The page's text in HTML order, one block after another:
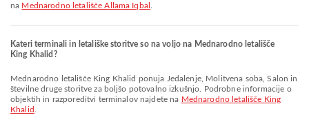
na Mednarodno letališče Allama Iqbal
Kateri terminali in letališke storitve so na voljo na Mednarodno letališče
King Khalid?
Mednarodno letališče King Khalid ponuja Jedalenje, Molitvena soba, Salon in
številne druge storitve za boljšo potovalno izkušnjo. Podrobne informacije o
objektih in razporeditvi terminalov najdete na Mednarodno letališče King
Khalid